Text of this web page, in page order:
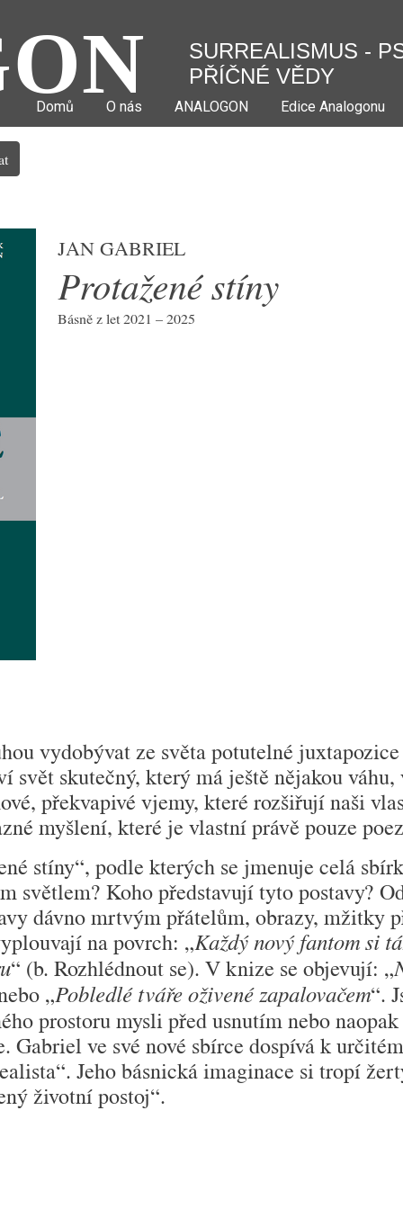
SURREALISMUS -
PŘÍČNÉ VĚDY
Domů O nás ANALOGON Edice Analogonu
Jan Gabriel
Protažené stíny
Básně z let 2021 – 2025
vydo­bývat ze světa potutelné
svět skutečný, který má ještě nějakou
překvapivé vjemy, které rozšiřují naši
myšlení, které je vlastní právě pouze
stíny“, podle kterých se jmenuje celá
světlem? Koho představují tyto postavy?
dávno mrtvým přátelům, obrazy, mžitky
na povrch: „Každý nový fantom si
“ (b. Rozhlédnout se). V knize se objevují: „
„Pobledlé tváře oživené zapalovačem“.
prostoru mysli před usnutím nebo
Gabriel ve své nové sbírce dospívá k
Jeho básnická imaginace si tropí
životní postoj“.